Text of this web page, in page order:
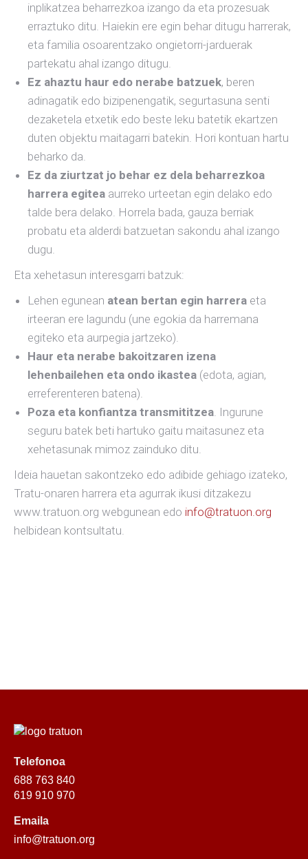
inplikatzea beharrezkoa izango da eta prozesuak
erraztuko ditu. Haiekin ere egin behar ditugu harrerak,
eta familia osoarentzako ongietorri-jarduerak
partekatu ahal izango ditugu.
Ez ahaztu haur edo nerabe batzuek, beren
adinagatik edo bizipenengatik, segurtasuna senti
dezaketela etxetik edo beste leku batetik ekartzen
duten objektu maitagarri batekin. Hori kontuan hartu
beharko da.
Ez da ziurtzat jo behar ez dela beharrezkoa
harrera egitea aurreko urteetan egin delako edo
talde bera delako. Horrela bada, gauza berriak
probatu eta alderdi batzuetan sakondu ahal izango
dugu.
Eta xehetasun interesgarri batzuk:
Lehen egunean atean bertan egin harrera eta
irteeran ere lagundu (une egokia da harremana
egiteko eta aurpegia jartzeko).
Haur eta nerabe bakoitzaren izena
lehenbailehen eta ondo ikastea (edota, agian,
erreferenteren batena).
Poza eta konfiantza transmititzea. Ingurune
seguru batek beti hartuko gaitu maitasunez eta
xehetasunak mimoz zainduko ditu.
Ideia hauetan sakontzeko edo adibide gehiago izateko,
Tratu-onaren harrera eta agurrak ikusi ditzakezu
www.tratuon.org webgunean edo info@tratuon.org
helbidean kontsultatu.
Telefonoa
688 763 840
619 910 970
Emaila
info@tratuon.org